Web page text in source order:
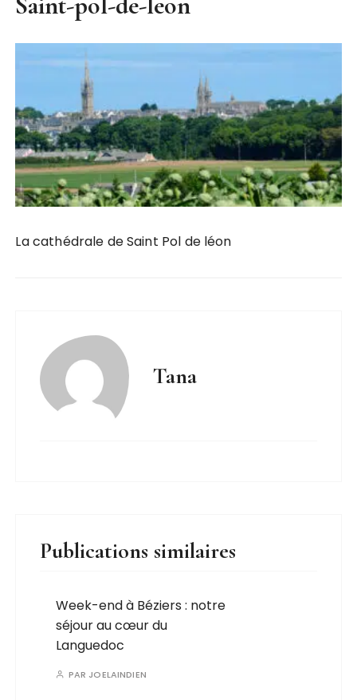
La cathédrale de Saint Pol de léon
Tana
Publications similaires
Week-end à Béziers : notre
séjour au cœur du
Languedoc
PAR JOELAINDIEN